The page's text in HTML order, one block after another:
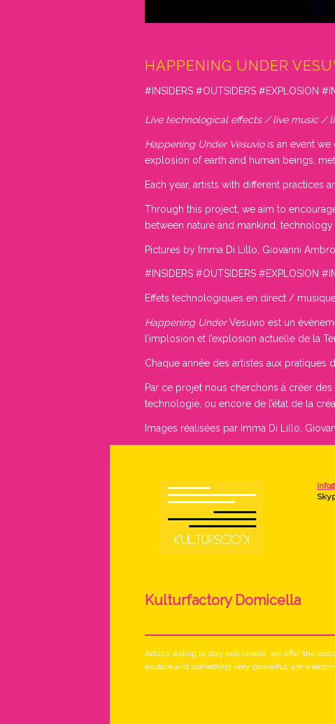
HAPPENING UNDER
#INSIDERS #OUTSIDERS #EXPLOSION
Live technological effects / live music /
Happening Under Vesuvio is an event
explosion of earth and human beings,
Each year, artists with different practices
Through this project, we aim to
between nature and mankind,
Pictures by Imma Di Lillo, Giovanni
#INSIDERS #OUTSIDERS #EXPLOSION
Effets technologiques en direct /
Happening UnderVesuvio est un
l’implosion et l’explosion actuelle de la
Chaque année des artistes aux
Par ce projet nous cherchons à créer des
technologie, ou encore de l’état de la
Images réalisées par Imma Di Lillo,
Kulturfactory Domicella
Artists willing to stay and create, we offer the
explore and something very powerful, are